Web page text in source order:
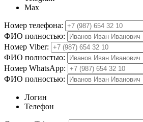
Max
Номер телефона:
ФИО полностью:
Номер Viber:
ФИО полностью:
Номер WhatsApp:
ФИО полностью:
Логин
Телефон